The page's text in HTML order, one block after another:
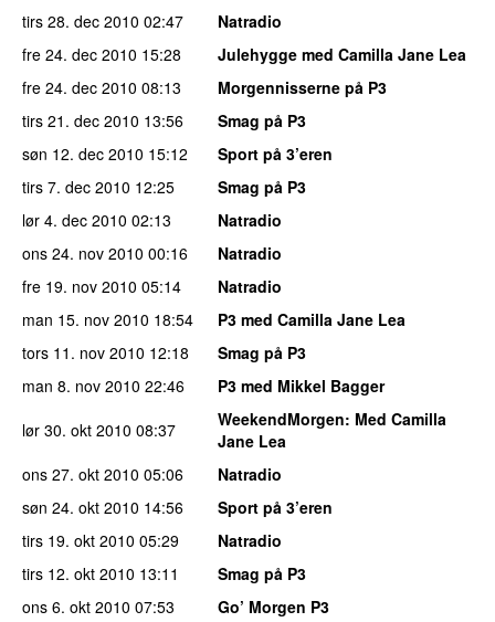
tirs 28. dec 2010 02:47
Natradio
fre 24. dec 2010 15:28
Julehygge med Camilla Jane Lea
fre 24. dec 2010 08:13
Morgennisserne på P3
tirs 21. dec 2010 13:56
Smag på P3
søn 12. dec 2010 15:12
Sport på 3’eren
tirs 7. dec 2010 12:25
Smag på P3
lør 4. dec 2010 02:13
Natradio
ons 24. nov 2010 00:16
Natradio
fre 19. nov 2010 05:14
Natradio
man 15. nov 2010 18:54
P3 med Camilla Jane Lea
tors 11. nov 2010 12:18
Smag på P3
man 8. nov 2010 22:46
P3 med Mikkel Bagger
lør 30. okt 2010 08:37 WeekendMorgen: Med Camilla
Jane Lea
ons 27. okt 2010 05:06
Natradio
søn 24. okt 2010 14:56
Sport på 3’eren
tirs 19. okt 2010 05:29
Natradio
tirs 12. okt 2010 13:11
Smag på P3
ons 6. okt 2010 07:53 Go’ Morgen P3